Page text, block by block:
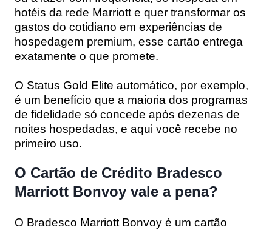
hotéis da rede Marriott e quer transformar os
gastos do cotidiano em experiências de
hospedagem premium, esse cartão entrega
exatamente o que promete.
O Status Gold Elite automático, por exemplo,
é um benefício que a maioria dos programas
de fidelidade só concede após dezenas de
noites hospedadas, e aqui você recebe no
primeiro uso.
O Cartão de Crédito Bradesco
Marriott Bonvoy vale a pena?
O Bradesco Marriott Bonvoy é um cartão